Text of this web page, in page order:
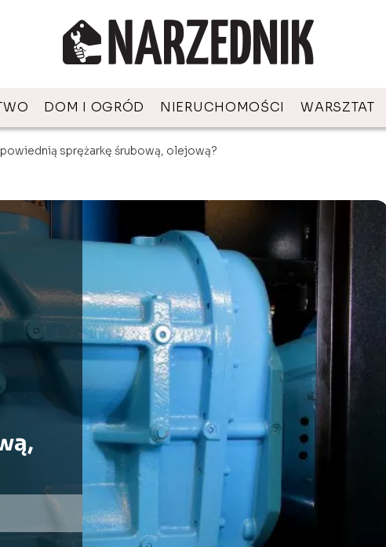
DOM I OGRÓD NIERUCHOMOŚCI WARSZTAT
sprężarkę śrubową, olejową?